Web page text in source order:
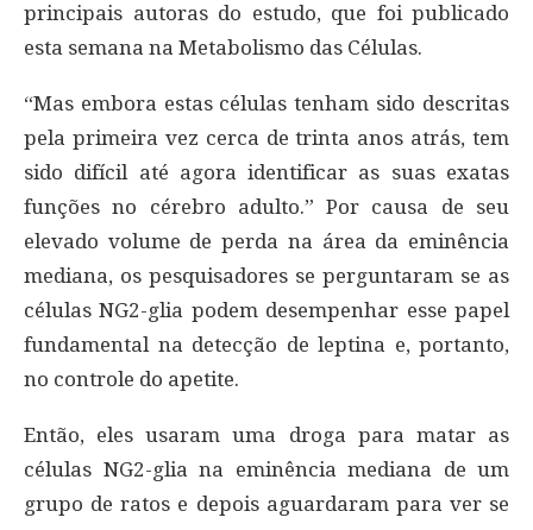
principais autoras do estudo, que foi publicado
esta semana na Metabolismo das Células.
“Mas embora estas células tenham sido descritas
pela primeira vez cerca de trinta anos atrás, tem
sido difícil até agora identificar as suas exatas
funções no cérebro adulto.” Por causa de seu
elevado volume de perda na área da eminência
mediana, os pesquisadores se perguntaram se as
células NG2-glia podem desempenhar esse papel
fundamental na detecção de leptina e, portanto,
no controle do apetite.
Então, eles usaram uma droga para matar as
células NG2-glia na eminência mediana de um
grupo de ratos e depois aguardaram para ver se